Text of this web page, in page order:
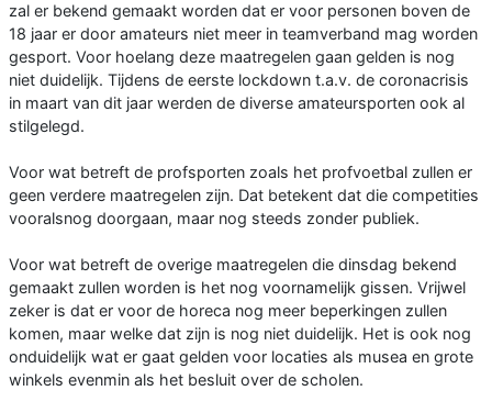
zal er bekend gemaakt worden dat er voor personen boven de
18 jaar er door amateurs niet meer in teamverband mag worden
gesport. Voor hoelang deze maatregelen gaan gelden is nog
niet duidelijk. Tijdens de eerste lockdown t.a.v. de coronacrisis
in maart van dit jaar werden de diverse amateursporten ook al
stilgelegd.
Voor wat betreft de profsporten zoals het profvoetbal zullen er
geen verdere maatregelen zijn. Dat betekent dat die competities
vooralsnog doorgaan, maar nog steeds zonder publiek.
Voor wat betreft de overige maatregelen die dinsdag bekend
gemaakt zullen worden is het nog voornamelijk gissen. Vrijwel
zeker is dat er voor de horeca nog meer beperkingen zullen
komen, maar welke dat zijn is nog niet duidelijk. Het is ook nog
onduidelijk wat er gaat gelden voor locaties als musea en grote
winkels evenmin als het besluit over de scholen.